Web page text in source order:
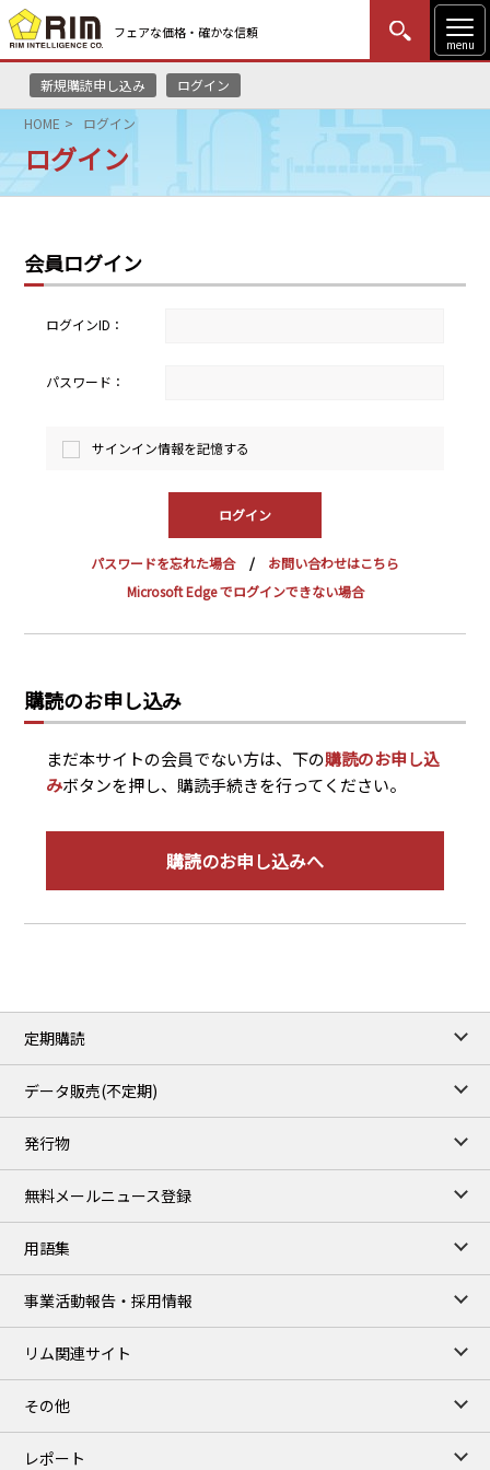
フェアな価格・確かな信頼
menu
新規購読申し込み ログイン
MENU
はじめての方
HOME
リムレポート
メソドロジー
研修・セミナー
採用情報
English Website
瑞姆亜太能源諮問(北京)
HOME ログイン
ログイン
会員ログイン
ログインID：
パスワード：
サインイン情報を記憶する
パスワードを忘れた場合
お問い合わせはこちら
Microsoft Edge でログインできない場合
購読のお申し込み
まだ本サイトの会員でない方は、下の購読のお申し込
みボタンを押し、購読手続きを行ってください。
購読のお申し込みへ
定期購読
データ販売(不定期)
発行物
無料メールニュース登録
用語集
事業活動報告・採用情報
リム関連サイト
その他
レポート